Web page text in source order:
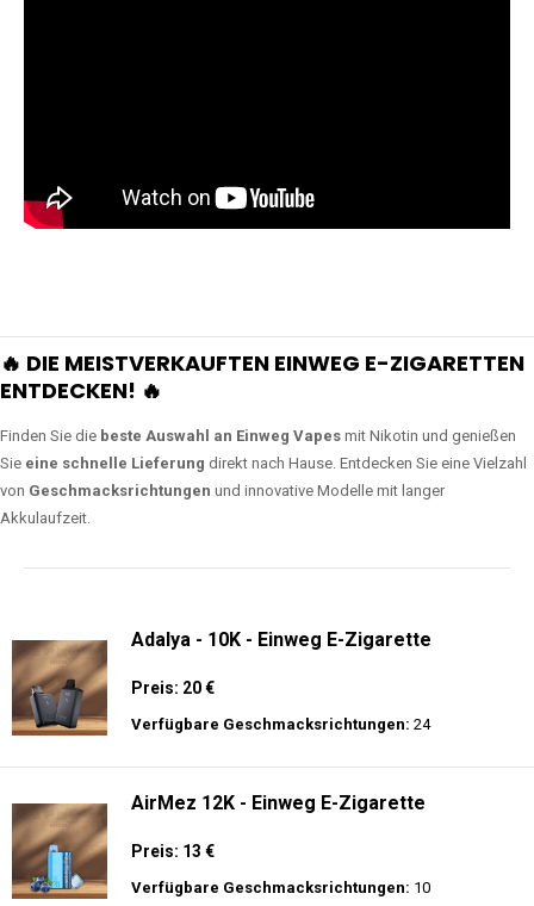
🔥 DIE MEISTVERKAUFTEN EINWEG E-ZIGARETTEN
ENTDECKEN! 🔥
Finden Sie die beste Auswahl an Einweg Vapes mit Nikotin und genießen
Sie eine schnelle Lieferung direkt nach Hause. Entdecken Sie eine Vielzahl
von Geschmacksrichtungen und innovative Modelle mit langer
Akkulaufzeit.
Adalya - 10K - Einweg E-Zigarette
Preis: 20 €
Verfügbare Geschmacksrichtungen: 24
AirMez 12K - Einweg E-Zigarette
Preis: 13 €
Verfügbare Geschmacksrichtungen: 10